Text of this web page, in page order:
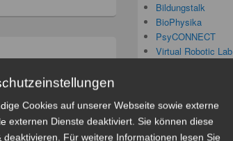
–
ab
Bildungstalk
BioPhysika
PsyCONNECT
Virtual Robotic Lab
Meta
Anmelden
Cookies auf unserer Webseite sowie externe
externen Dienste deaktiviert. Sie können diese
Für weitere Informationen lesen Sie